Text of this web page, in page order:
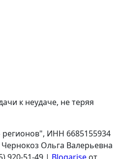
к неудаче, не теряя
ИНН 6685155934
Ольга Валерьевна